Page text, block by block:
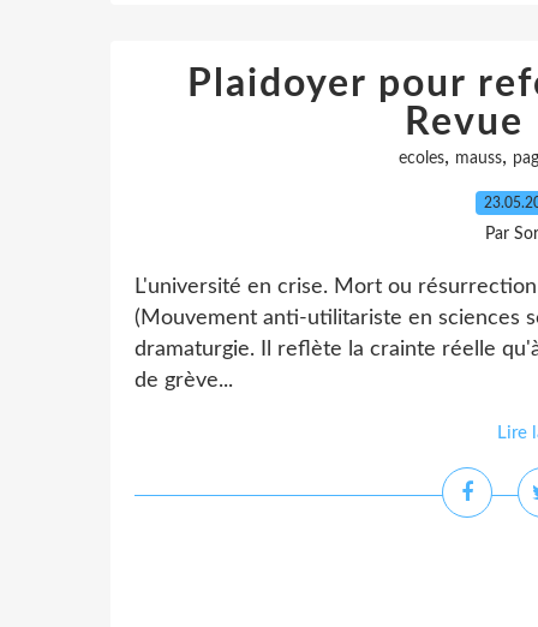
Plaidoyer pour
Revue
ecoles, mauss,
Par
L'université en crise. Mort ou
(Mouvement anti-utilitariste en sciences
dramaturgie. Il reflète la crainte réelle
de grève...
Lire